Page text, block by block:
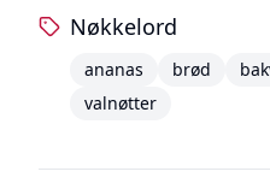
Nøkkelord
ananas brød
valnøtter